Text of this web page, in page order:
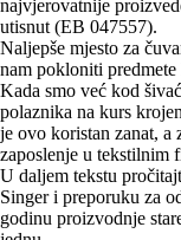
najvjerovatnije
utisnut (EB 047557).
Naljepše mjesto za
nam pokloniti
Kada smo već kod
polaznika na kurs
je ovo koristan zanat, a
zaposlenje u tekstilnim
U daljem tekstu
Singer i preporuku za
godinu proizvodnje